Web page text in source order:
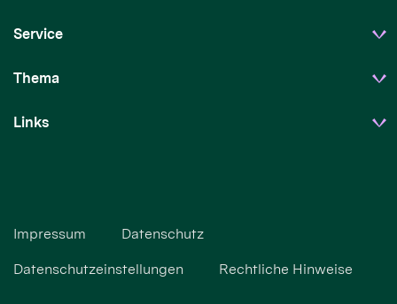
Service
Thema
Links
Impressum Datenschutz
Datenschutzeinstellungen Rechtliche Hinweise